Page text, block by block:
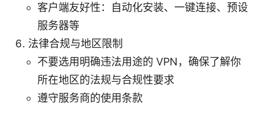
客户端友好性：自动化安装、一键连接、预设
服务器等
法律合规与地区限制
不要选用明确违法用途的 VPN，确保了解你
所在地区的法规与合规性要求
遵守服务商的使用条款